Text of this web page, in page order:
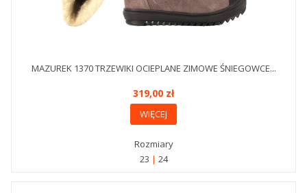
MAZUREK 1370 TRZEWIKI OCIEPLANE ZIMOWE ŚNIEGOWCE...
319,00 zł
WIĘCEJ
Rozmiary
23
24